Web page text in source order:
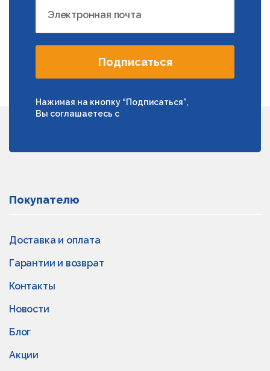
Электронная почта
Подписаться
Нажимая на кнопку “Подписаться”,
Вы соглашаетесь с
Покупателю
Доставка и оплата
Гарантии и возврат
Контакты
Новости
Блог
Акции